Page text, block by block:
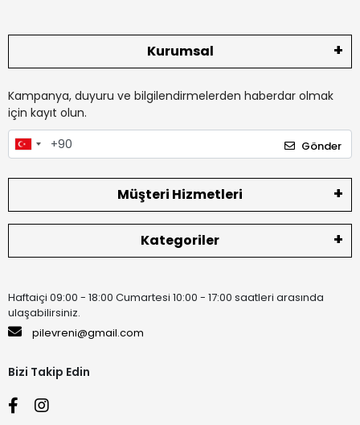
Kurumsal
Kampanya, duyuru ve bilgilendirmelerden haberdar olmak
için kayıt olun.
Gönder
Müşteri Hizmetleri
Kategoriler
Haftaiçi 09:00 - 18:00 Cumartesi 10:00 - 17:00 saatleri arasında
ulaşabilirsiniz.
pilevreni@gmail.com
Bizi Takip Edin